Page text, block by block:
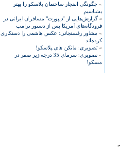
» چگونگی انفجار ساختمان پلاسکو را بهتر
بشناسیم
»گزارش‌هایی از "دیپورت" مسافران ایرانی در
فرودگاه‌های آمریکا پس از دستور ترامپ
» مشاور رفسنجانی: عکس هاشمی را دستکاری
کرده‌اند
» تصویری: مانکن های پلاسکو!
»
تصویری: سرمای 35 درجه زیر صفر در
مسکو!